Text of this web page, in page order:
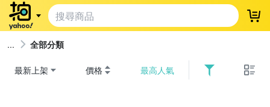
登
全部分類
最新上架 價格 最高人氣